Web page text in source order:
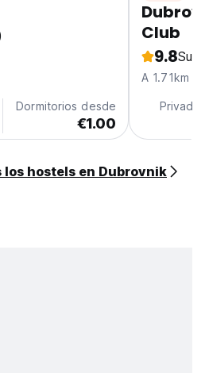
Dormitorios desde
€1.00
Club
9.8
A 1.71km
los hostels en Dubrovnik